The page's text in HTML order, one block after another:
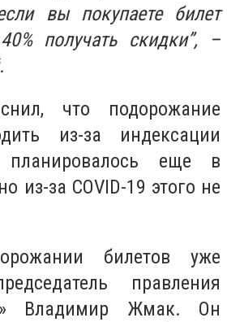
вы покупаете билет
получать скидки”, –
что подорожание
из-за индексации
еще в
из-за COVID-19 этого не
билетов уже
правления
Владимир Жмак. Он